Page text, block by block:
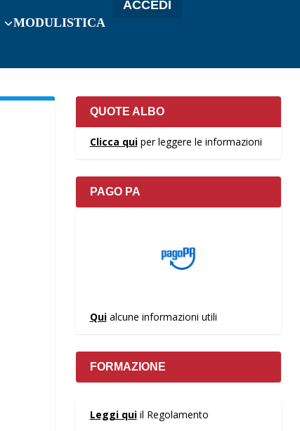
MODULISTICA
ACCEDI
QUOTE ALBO
Clicca quiper leggere le informazioni
PAGO PA
Quialcune informazioni utili
FORMAZIONE
Leggi quiil Regolamento